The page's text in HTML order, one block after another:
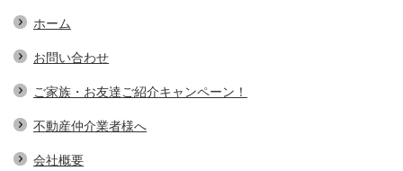
ホーム
お問い合わせ
ご家族・お友達ご紹介キャンペーン！
不動産仲介業者様へ
会社概要